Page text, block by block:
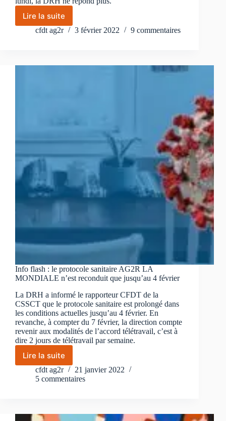
Lire la suite
La
DRH
cfdt ag2r 3 février 2022 9 commentaires
Info flash : le protocole sanitaire AG2R LA
MONDIALE n’est reconduit que jusqu’au 4 février
La DRH a informé le rapporteur CFDT de la
CSSCT que le protocole sanitaire est prolongé dans
les conditions actuelles jusqu’au 4 février. En
revanche, à compter du 7 février, la direction compte
revenir aux modalités de l’accord télétravail, c’est à
dire 2 jours de télétravail par semaine.
Lire la suite
Info
flash
:
AG2R
cfdt ag2r
21 janvier 2022
5 commentaires